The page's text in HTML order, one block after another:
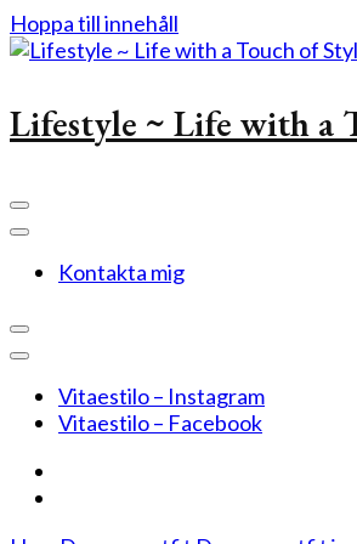
Hoppa till innehåll
Lifestyle ~ Life with a
Kontakta mig
Vitaestilo – Instagram
Vitaestilo – Facebook